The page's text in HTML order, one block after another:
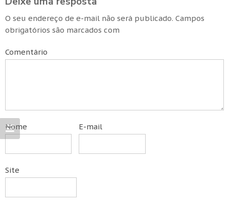
O seu endereço de e-mail não será publicado. Campos
obrigatórios são marcados com
Comentário
Nome E-mail
Site